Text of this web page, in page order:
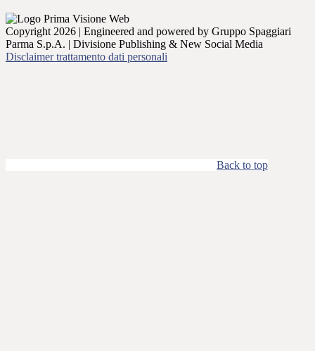
Copyright 2026 | Engineered and powered by Gruppo Spaggiari
Parma S.p.A. | Divisione Publishing & New Social Media
Disclaimer trattamento dati personali
Back to top